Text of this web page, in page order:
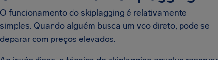
O funcionamento do skiplagging é relativamente
simples. Quando alguém busca um voo direto, pode se
deparar com preços elevados.